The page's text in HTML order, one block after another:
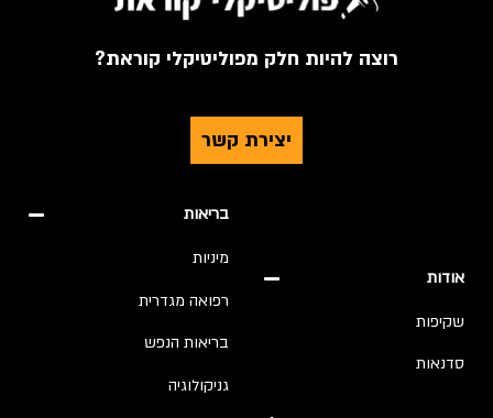
רוצה להיות חלק מפוליטיקלי קוראת?
יצירת קשר
אודות
שקיפות
סדנאות
בריאות
מיניות
רפואה מגדרית
בריאות הנפש
גניקולוגיה